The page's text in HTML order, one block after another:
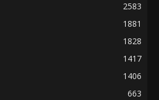
2583
1881
1828
1417
1406
663